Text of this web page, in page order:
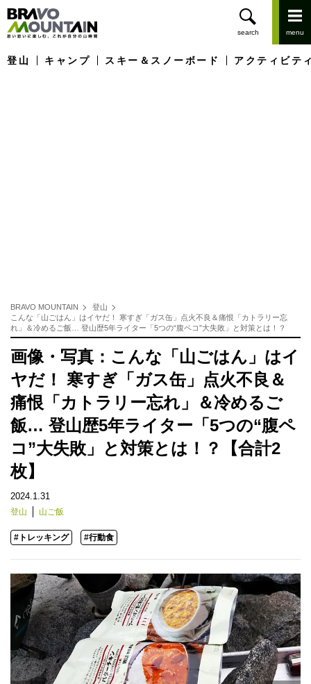
登山 キャンプ スキー＆スノーボード アクティビテ
BRAVO MOUNTAIN
登山
こんな「山ごはん」はイヤだ！ 寒すぎ「ガス缶」点火不良＆痛恨「カトラリー忘
れ」＆冷めるご飯… 登山歴5年ライター「5つの“腹ペコ”大失敗」と対策とは！？
画像・写真：こんな「山ごはん」はイ
ヤだ！ 寒すぎ「ガス缶」点火不良＆
痛恨「カトラリー忘れ」＆冷めるご
飯… 登山歴5年ライター「5つの“腹ペ
コ”大失敗」と対策とは！？【合計2
枚】
2024.1.31
登山 山ご飯
#トレッキング #行動食